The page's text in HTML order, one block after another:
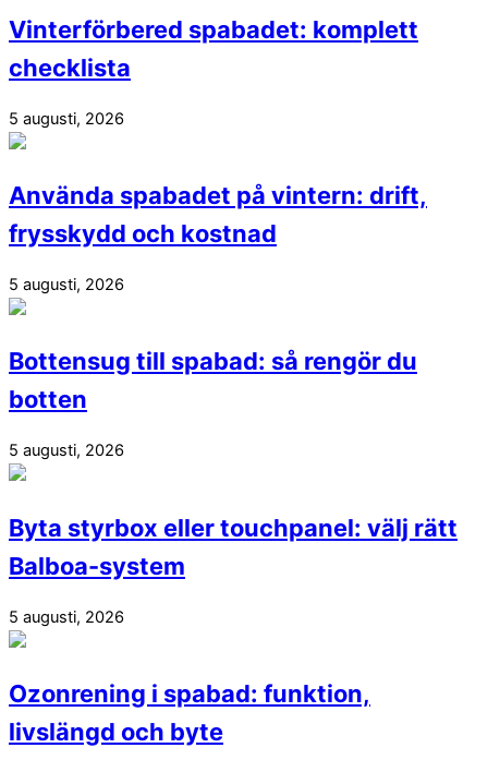
Vinterförbered spabadet: komplett
checklista
5 augusti, 2026
Använda spabadet på vintern: drift,
frysskydd och kostnad
5 augusti, 2026
Bottensug till spabad: så rengör du
botten
5 augusti, 2026
Byta styrbox eller touchpanel: välj rätt
Balboa-system
5 augusti, 2026
Ozonrening i spabad: funktion,
livslängd och byte